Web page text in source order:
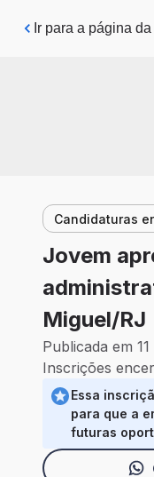
Pular para o
Ir para a página
Candidaturas
Jovem
Miguel/RJ
Publicada em
Inscrições
Essa
para que a
futuras